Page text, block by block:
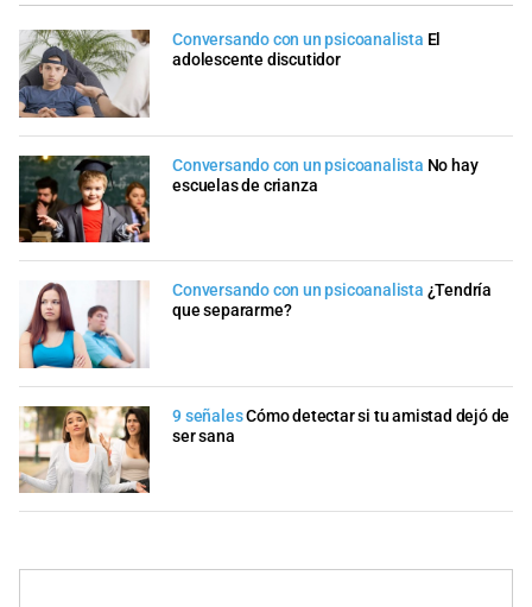
Conversando con un psicoanalista El
adolescente discutidor
Conversando con un psicoanalista No hay
escuelas de crianza
Conversando con un psicoanalista ¿Tendría
que separarme?
9 señalesCómo detectar si tu amistad dejó de
ser sana